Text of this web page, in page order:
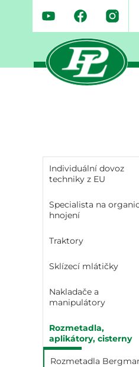
Individuální dovoz
techniky z EU
Specialista na
hnojení
Traktory
Sklízecí mlátičky
Nakladače a
manipulátory
Rozmetadla,
aplikátory, cisterny
Rozmetadla